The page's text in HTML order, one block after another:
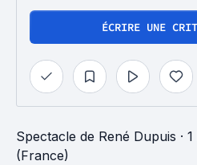
ÉCRIRE UNE
Spectacle de René Dupuis ·
(France)